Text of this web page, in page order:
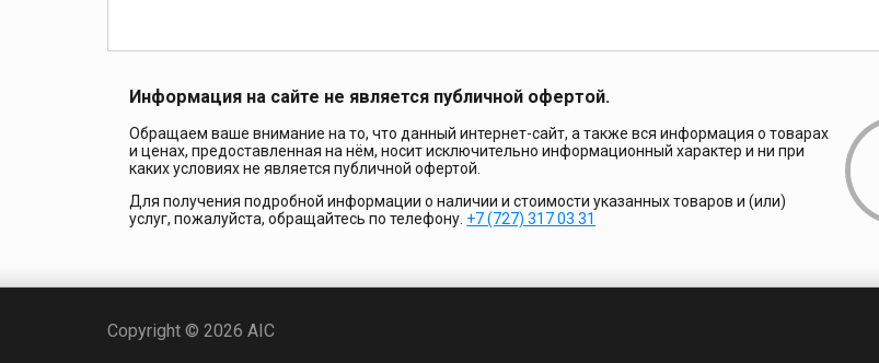
Информация на сайте не является публичной офертой.
Обращаем ваше внимание на то, что данный интернет-сайт, а также вся информация о товарах
и ценах, предоставленная на нём, носит исключительно информационный характер и ни при
каких условиях не является публичной офертой.
Для получения подробной информации о наличии и стоимости указанных товаров и (или)
услуг, пожалуйста, обращайтесь по телефону. +7 (727) 317 03 31
Copyright © 2026 AIC